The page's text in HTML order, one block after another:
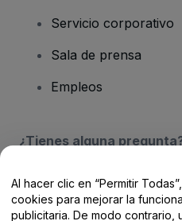
Servicio corporativo
Sala de prensa
Empleos
¿Tienes alguna
Centro de Ayuda /
Al hacer clic en “Permitir
cookies para mejorar la
publicitaria. De modo contrario,